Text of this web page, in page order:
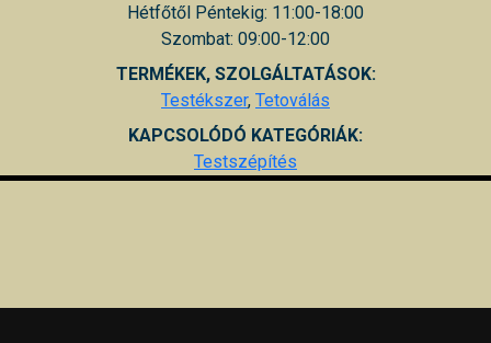
Hétfőtől Péntekig: 11:00-18:00
Szombat: 09:00-12:00
TERMÉKEK, SZOLGÁLTATÁSOK:
Testékszer, Tetoválás
KAPCSOLÓDÓ KATEGÓRIÁK:
Testszépítés